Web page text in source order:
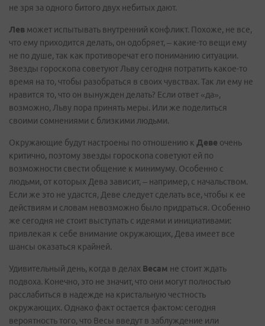
не зря за одного битого двух небитых дают.
Лев может испытывать внутренний конфликт. Похоже, не все,
что ему приходится делать, он одобряет, – какие-то вещи ему
не по душе, так как противоречат его пониманию ситуации.
Звезды гороскопа советуют Льву сегодня потратить какое-то
время на то, чтобы разобраться в своих чувствах. Так ли ему не
нравится то, что он вынужден делать? Если ответ «да»,
возможно, Льву пора принять меры. Или же поделиться
своими сомнениями с близкими людьми.
Окружающие будут настроены по отношению к Деве очень
критично, поэтому звезды гороскопа советуют ей по
возможности свести общение к минимуму. Особенно с
людьми, от которых Дева зависит, – например, с начальством.
Если же это не удастся, Деве следует сделать все, чтобы к ее
действиям и словам невозможно было придраться. Особенно
же сегодня не стоит выступать с идеями и инициативами:
привлекая к себе внимание окружающих, Дева имеет все
шансы оказаться крайней.
Удивительный день, когда в делах Весам не стоит ждать
подвоха. Конечно, это не значит, что они могут полностью
расслабиться в надежде на кристальную честность
окружающих. Однако факт остается фактом: сегодня
вероятность того, что Весы введут в заблуждение или